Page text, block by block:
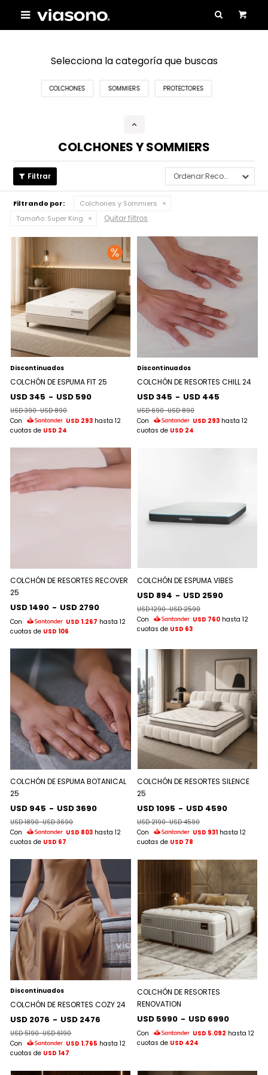

Selecciona la categoría que buscas
COLCHONES SOMMIERS PROTECTORES
COLCHONES Y SOMMIERS
Recomendados
Filtrando por:
Colchones y Sommiers
Tamaño: Super King Quitar filtros
Discontinuados
COLCHÓN DE ESPUMA FIT 25
USD 345 - USD 590
USD 390-USD 890
Con
USD 293 hasta 12
cuotas de USD 24
Discontinuados
COLCHÓN DE RESORTES CHILL 24
USD 345 - USD 445
USD 690-USD 890
Con
USD 293 hasta 12
cuotas de USD 24
COLCHÓN DE RESORTES RECOVER
25
USD 1490 - USD 2790
Con USD 1.267 hasta 12
cuotas de USD 106
COLCHÓN DE ESPUMA VIBES
USD 894 - USD 2590
USD 1290-USD 2590
Con
USD 760 hasta 12
cuotas de USD 63
COLCHÓN DE ESPUMA BOTANICAL
25
USD 945 - USD 3690
USD 1890-USD 3690
Con
USD 803 hasta 12
cuotas de USD 67
COLCHÓN DE RESORTES SILENCE
25
USD 1095 - USD 4590
USD 2190-USD 4590
Con
USD 931 hasta 12
cuotas de USD 78
Discontinuados
COLCHÓN DE RESORTES COZY 24
USD 2076 - USD 2476
USD 5190-USD 6190
Con
USD 1.765 hasta 12
cuotas de USD 147
COLCHÓN DE RESORTES
RENOVATION
USD 5990 - USD 6990
Con USD 5.092 hasta 12
cuotas de USD 424